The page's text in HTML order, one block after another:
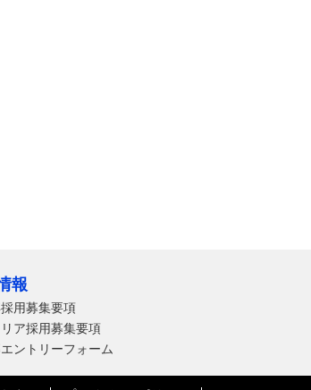
報
用募集要項
ア採用募集要項
ントリーフォーム